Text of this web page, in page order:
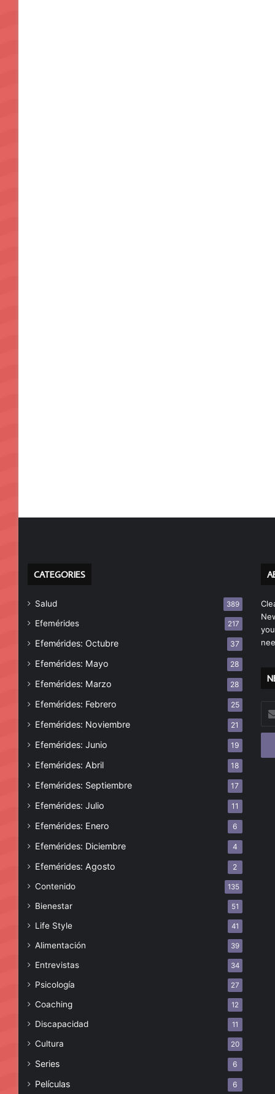
CATEGORIES
Salud 389
Efemérides 217
Efemérides: Octubre 37
Efemérides: Mayo 28
Efemérides: Marzo 28
Efemérides: Febrero 25
Efemérides: Noviembre 21
Efemérides: Junio 19
Efemérides: Abril 18
Efemérides: Septiembre 17
Efemérides: Julio 11
Efemérides: Enero 6
Efemérides: Diciembre 4
Efemérides: Agosto 2
Contenido 135
Bienestar 51
Life Style 41
Alimentación 39
Entrevistas 34
Psicología 27
Coaching 12
Discapacidad 11
Cultura 20
Series 6
Películas 6